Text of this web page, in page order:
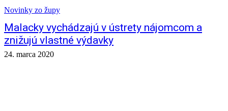
Novinky zo župy
Malacky vychádzajú v ústrety nájomcom a
znižujú vlastné výdavky
24. marca 2020